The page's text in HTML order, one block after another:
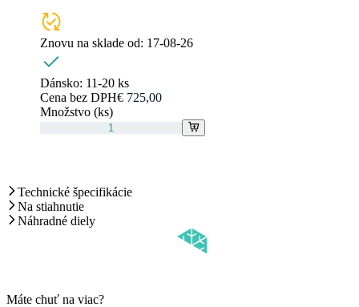
Znovu na sklade od: 17-08-26
Dánsko: 11-20 ks
Cena bez DPH€ 725,00
Množstvo (ks)
Technické špecifikácie
Na stiahnutie
Náhradné diely
Máte chuť na viac?